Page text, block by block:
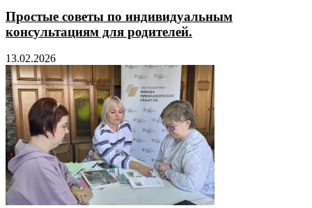
Простые советы по индивидуальным
консультациям для родителей.
13.02.2026